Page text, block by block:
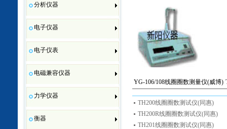
分析仪器
电子仪器
电子仪表
电磁兼容仪器
力学仪器
衡器
YG-106/108线圈圈数测量仪(威博)
TH200线圈圈数测试仪(同惠)
TH200R线圈圈数测试仪(同惠)
TH201线圈圈数测试仪(同惠)